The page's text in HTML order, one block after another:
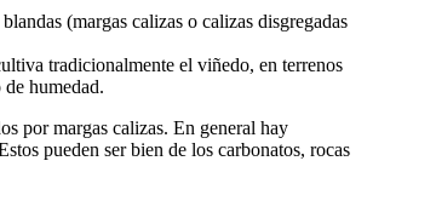
(margas calizas o calizas disgregadas
tradicionalmente el viñedo, en terrenos
humedad.
por margas calizas. En general hay
pueden ser bien de los carbonatos, rocas